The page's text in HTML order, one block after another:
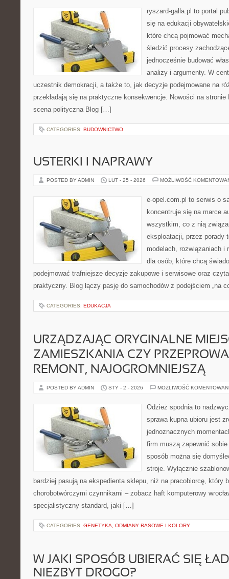
ryszard-galla.pl to portal
się na edukacji
które chcą pojmować
śledzić procesy
jednocześnie budować
analizy i argumenty. W
uczestnik demokracji, a także to, jak decyzje podejmowane na
przekładają się na praktyczne konsekwencje. Nowości na
scena polityczna Blog […]
CATEGORIES: BUDOWNICTWO
USTERKI I NAPRAWY
POSTED BY ADMIN LUT - 25 - 2026 MOŻLIWOŚĆ
e-opel.com.pl to serwis o
koncentruje się na marce
wszystkim, co z nią
eksploatacji, przez porady
modelach, rozwiązaniach i
dla osób, które chcą
podejmować trafniejsze decyzje zakupowe i serwisowe oraz
praktyczny. Blog łączy pasję do samochodów z podejściem „na
CATEGORIES: EDUKACJA
URZĄDZAJĄC ORYGINALNE
ZAMIESZKANIA CZY
REMONT, NAJOGROMNIEJSZĄ
POSTED BY ADMIN STY - 2 - 2026 MOŻLIWOŚĆ
Odzież spodnia to
sprawa kupna ubioru jest
jednoznacznych
firm muszą zapewnić
sposób można się
stroje. Wyłącznie
bardziej pasują na ekspedienta sklepu, niż na pracobiorcę, który
chorobotwórczymi czynnikami – zobacz haft komputerowy
specjalistyczny standard, jaki […]
CATEGORIES: GENETYKA, ODMIANY RASOWE I KOLORY
W JAKI SPOSÓB UBIERAĆ SIĘ
NIEZBYT DROGO?